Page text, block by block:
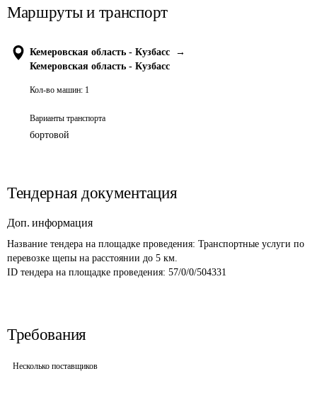
Маршруты и транспорт
Кемеровская область - Кузбасс
→
Кемеровская область - Кузбасс
Кол-во машин: 1
Варианты транспорта
бортовой
Тендерная документация
Доп. информация
Название тендера на площадке проведения: Транспортные услуги по
перевозке щепы на расстоянии до 5 км.
ID тендера на площадке проведения: 57/0/0/504331
Требования
Несколько поставщиков